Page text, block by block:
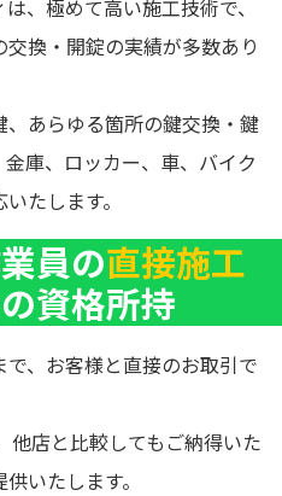
、極めて高い施工技術で、
換・開錠の実績が多数あり
あらゆる箇所の鍵交換・鍵
庫、ロッカー、車、バイク
たします。
員の直接施工
資格所持
、お客様と直接のお取引で
他店と比較してもご納得いた
いたします。